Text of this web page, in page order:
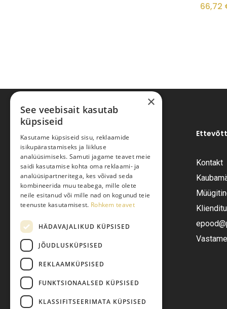
66,72
Pariisi Vesi OÜ
Tüve 54-2, Tallinn 13418
Telefon: +372 6555282
E-post: epood@pariisivesi.ee
Kontakt
×
See veebisait kasutab
küpsiseid
Kasutame küpsiseid sisu, reklaamide
isikupärastamiseks ja liikluse
analüüsimiseks. Samuti jagame teavet meie
saidi kasutamise kohta oma reklaami- ja
analüüsipartneritega, kes võivad seda
kombineerida muu teabega, mille olete
neile esitanud või mille nad on kogunud teie
teenuste kasutamisest. Rohkem teavet
HÄDAVAJALIKUD KÜPSISED
JÕUDLUSKÜPSISED
REKLAAMKÜPSISED
FUNKTSIONAALSED KÜPSISED
KLASSIFITSEERIMATA KÜPSISED